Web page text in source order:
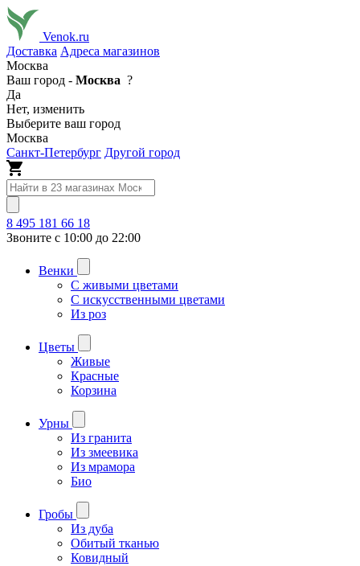
Venok.ru
Доставка Адреса магазинов
Москва
Ваш город - Москва ?
Да
Нет, изменить
Выберите ваш город
Москва
Санкт-Петербург Другой город
8 495 181 66 18
Звоните с 10:00 до 22:00
Венки
С живыми цветами
С искусственными цветами
Из роз
Цветы
Живые
Красные
Корзина
Урны
Из гранита
Из змеевика
Из мрамора
Био
Гробы
Из дуба
Обитый тканью
Ковидный